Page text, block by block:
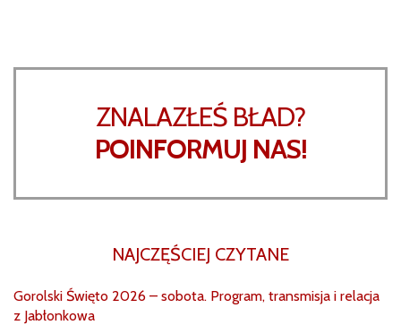
ZNALAZŁEŚ BŁAD?
POINFORMUJ NAS!
NAJCZĘŚCIEJ CZYTANE
Gorolski Święto 2026 – sobota. Program, transmisja i relacja
z Jabłonkowa